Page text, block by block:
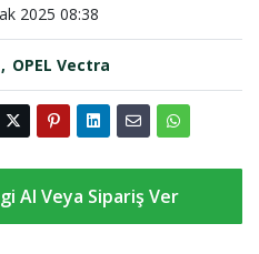
2025 08:38
OPEL Vectra
Al Veya Sipariş Ver